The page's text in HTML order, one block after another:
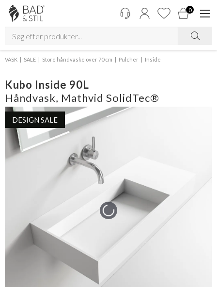
0
VASK SALE Store håndvaske over 70 cm Pulcher Inside
Kubo Inside 90L
Håndvask, Mathvid SolidTec®
DESIGN SALE